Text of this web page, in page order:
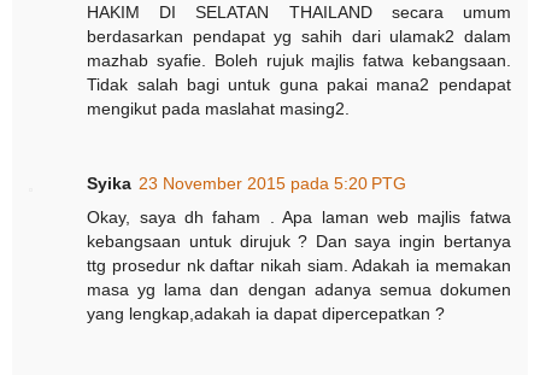
HAKIM DI SELATAN THAILAND secara umum
berdasarkan pendapat yg sahih dari ulamak2 dalam
mazhab syafie. Boleh rujuk majlis fatwa kebangsaan.
Tidak salah bagi untuk guna pakai mana2 pendapat
mengikut pada maslahat masing2.
Syika 23 November 2015 pada 5:20 PTG
Okay, saya dh faham . Apa laman web majlis fatwa
kebangsaan untuk dirujuk ? Dan saya ingin bertanya
ttg prosedur nk daftar nikah siam. Adakah ia memakan
masa yg lama dan dengan adanya semua dokumen
yang lengkap,adakah ia dapat dipercepatkan ?